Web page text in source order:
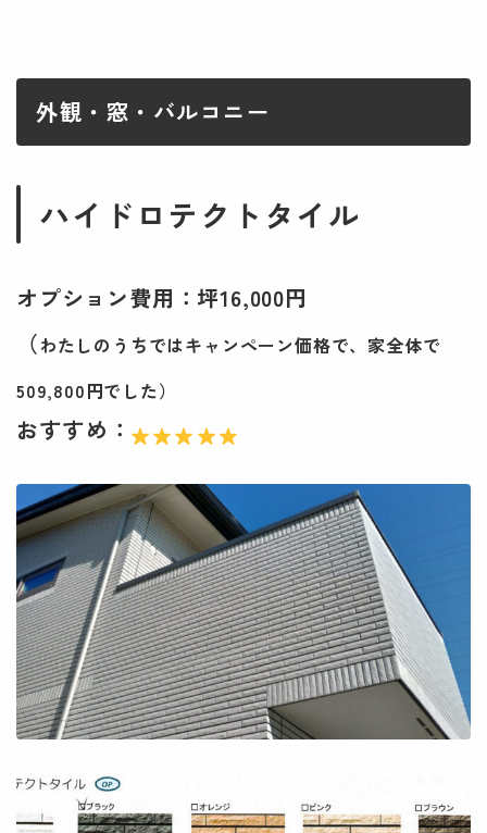
外観・窓・バルコニー
ハイドロテクトタイル
オプション費用：坪16,000円
（わたしのうちではキャンペーン価格で、家全体で
509,800円でした）
おすすめ：